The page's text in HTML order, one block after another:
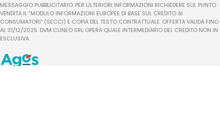
MESSAGGIO PUBBLICITARIO. PER ULTERIORI INFORMAZIONI RICHIEDERE SUL PUNTO
VENDITA IL “MODULO INFORMAZIONI EUROPEE DI BASE SUL CREDITO AI
CONSUMATORI” (SECCI) E COPIA DEL TESTO CONTRATTUALE. OFFERTA VALIDA FINO
AL 31/12/2025. DVM CUNEO SRL OPERA QUALE INTERMEDIARIO DEL CREDITO NON IN
ESCLUSIVA.